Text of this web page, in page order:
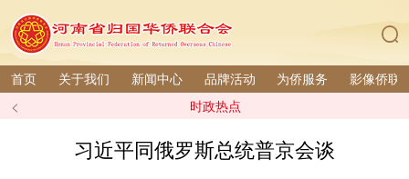
首页 关于我们 新闻中心 品牌活动 为侨服务 影像侨联
< 时政热点
习近平同俄罗斯总统普京会谈